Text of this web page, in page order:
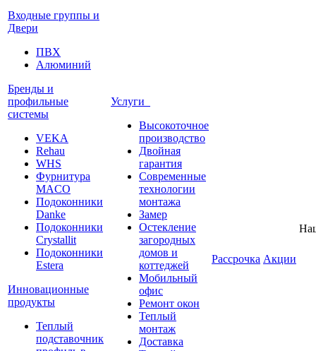
Входные группы и
Двери
ПВХ
Алюминий
Бренды и
профильные
системы
VEKA
Rehau
WHS
Фурнитура
MACO
Подоконники
Danke
Подоконники
Crystallit
Подоконники
Estera
Инновационные
продукты
Теплый
подставочник
Услуги
Высокоточное
производство
Двойная
гарантия
Современные
технологии
монтажа
Замер
Остекление
загородных
домов и
коттеджей
Мобильный
офис
Ремонт окон
Теплый
монтаж
Доставка
Рассрочка Акции